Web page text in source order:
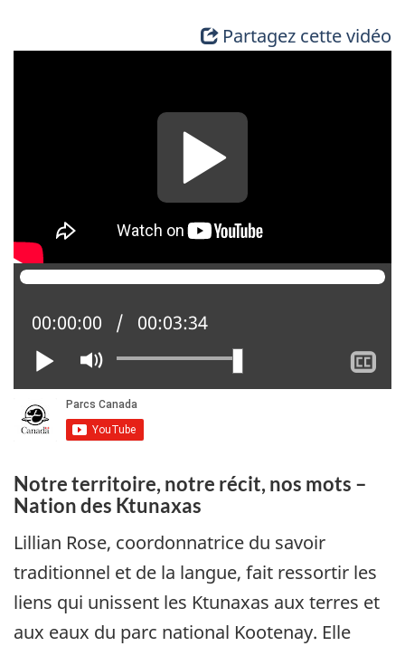
Partagez cette vidéo
Lire
Activer
le
mode
muet
Position actuelle :
00:00:00 Temps total :
00:03:34
le
Notre territoire, notre récit, nos mots –
Nation des Ktunaxas
Lillian Rose, coordonnatrice du savoir
traditionnel et de la langue, fait ressortir les
liens qui unissent les Ktunaxas aux terres et
aux eaux du parc national Kootenay. Elle